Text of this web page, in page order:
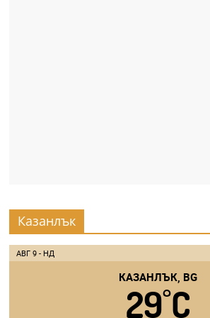
Казанлък
АВГ 9 - НД
КАЗАНЛЪК, BG
29°C